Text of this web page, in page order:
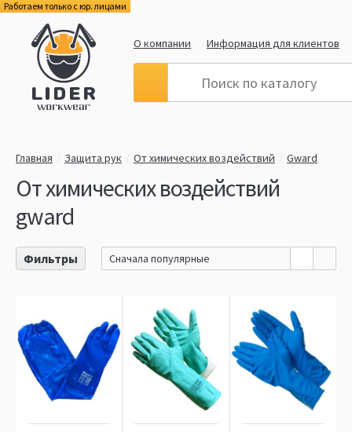
Работаем только с юр. лицами
О компании Информация для клиентов
Главная Защита рук От химических воздействий Gward
Фильтры Сначала популярные
От химических воздействий
gward